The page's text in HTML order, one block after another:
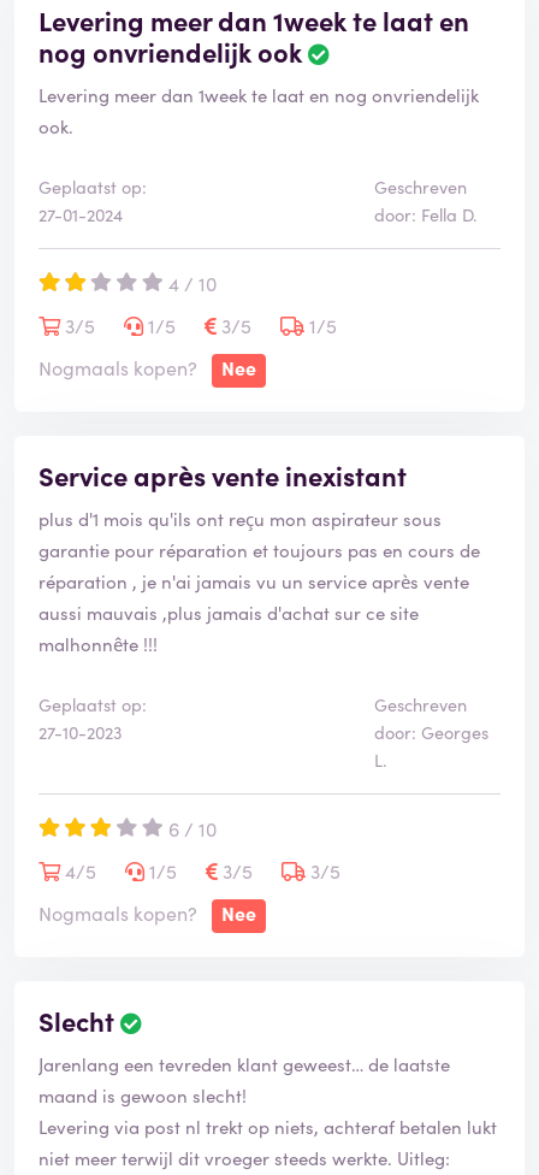
Levering meer dan 1week te laat en
nog onvriendelijk ook
Levering meer dan 1week te laat en nog onvriendelijk
ook.
Geplaatst op:
27-01-2024
Geschreven
door: Fella D.
4 / 10
3/5
1/5 3/5
1/5
Nogmaals kopen?
Nee
Service après vente inexistant
plus d'1 mois qu'ils ont reçu mon aspirateur sous
garantie pour réparation et toujours pas en cours de
réparation , je n'ai jamais vu un service après vente
aussi mauvais ,plus jamais d'achat sur ce site
malhonnête !!!
Geplaatst op:
27-10-2023
Geschreven
door: Georges
L.
6 / 10
4/5
1/5 3/5
3/5
Nogmaals kopen?
Nee
Slecht
Jarenlang een tevreden klant geweest… de laatste
maand is gewoon slecht!
Levering via post nl trekt op niets, achteraf betalen lukt
niet meer terwijl dit vroeger steeds werkte. Uitleg: